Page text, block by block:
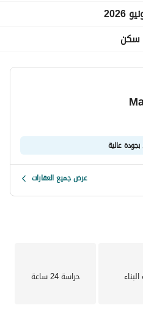
سكن
عالية
عرض جميع العقارات
حراسة 24 ساعة